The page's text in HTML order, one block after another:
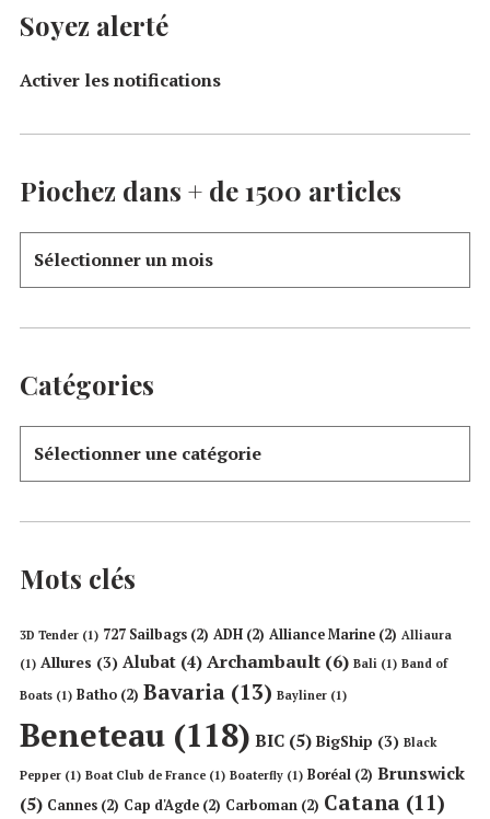
Soyez alerté
Activer les notifications
Piochez dans + de 1500 articles
Catégories
Mots clés
3D Tender (1) 727 Sailbags (2) ADH (2) Alliance Marine (2) Alliaura
(1) Allures (3) Alubat (4) Archambault (6) Bali (1) Band of
Boats (1) Batho (2) Bavaria (13) Bayliner (1)
Beneteau (118) BIC (5) BigShip (3) Black
Pepper (1) Boat Club de France (1) Boaterfly (1) Boréal (2) Brunswick
(5) Cannes (2) Cap d'Agde (2) Carboman (2) Catana (11)